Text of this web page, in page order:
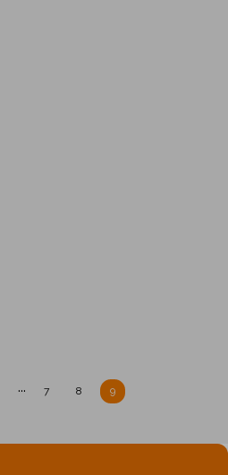
... 7 8 9